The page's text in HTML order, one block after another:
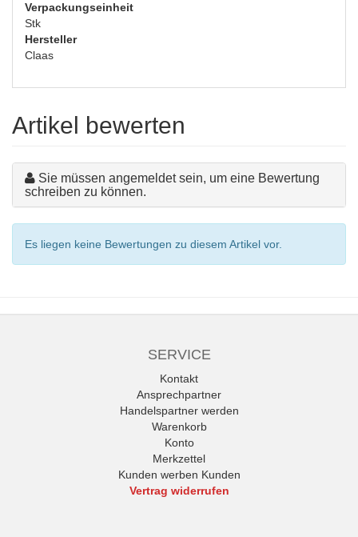
Verpackungseinheit
Stk
Hersteller
Claas
Artikel bewerten
Sie müssen angemeldet sein, um eine Bewertung
schreiben zu können.
Es liegen keine Bewertungen zu diesem Artikel vor.
SERVICE
Kontakt
Ansprechpartner
Handelspartner werden
Warenkorb
Konto
Merkzettel
Kunden werben Kunden
Vertrag widerrufen